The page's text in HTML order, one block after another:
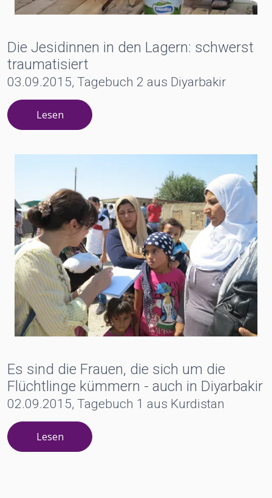
Die Jesidinnen in den Lagern: schwerst
traumatisiert
03.09.2015, Tagebuch 2 aus Diyarbakir
Lesen
Es sind die Frauen, die sich um die
Flüchtlinge kümmern - auch in Diyarbakir
02.09.2015, Tagebuch 1 aus Kurdistan
Lesen